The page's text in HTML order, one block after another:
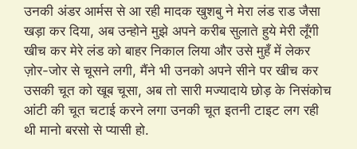
उनकी अंडर आर्मस से आ रही मादक खुशबु ने मेरा लंड राड जैसा
खड़ा कर दिया, अब उन्होने मुझे अपने करीब सुलाते हुये मेरी लूँगी
खीच कर मेरे लंड को बाहर निकाल लिया और उसे मुहँ में लेकर
ज़ोर-जोर से चूसने लगी, मैंने भी उनको अपने सीने पर खीच कर
उसकी चूत को खूब चूसा, अब तो सारी मज्यादाये छोड़ के निसंकोच
आंटी की चूत चटाई करने लगा उनकी चूत इतनी टाइट लग रही
थी मानो बरसो से प्यासी हो.